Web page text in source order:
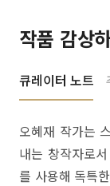
작품 감상
큐레이터 노트
오혜재 작가는
내는 창작자로
를 사용해 독특